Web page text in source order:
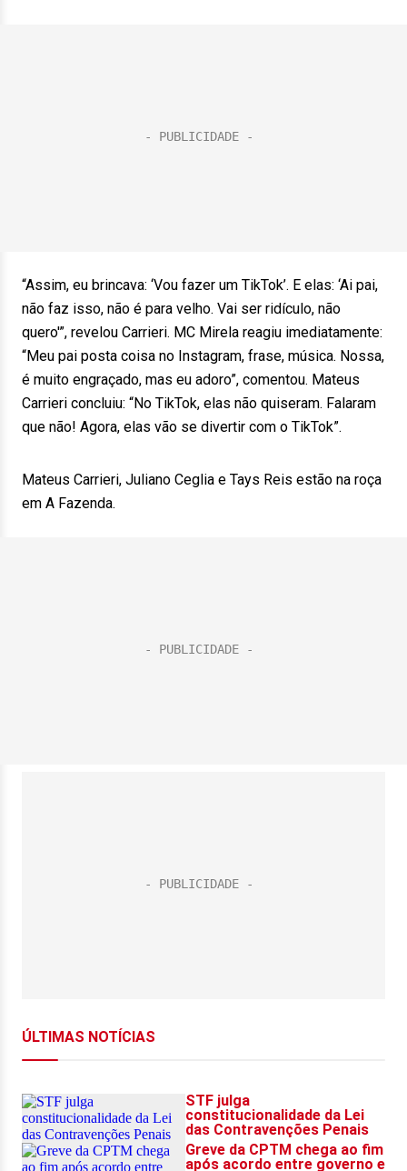
“Assim, eu brincava: ‘Vou fazer um TikTok’. E elas: ‘Ai pai,
não faz isso, não é para velho. Vai ser ridículo, não
quero'”, revelou Carrieri. MC Mirela reagiu imediatamente:
“Meu pai posta coisa no Instagram, frase, música. Nossa,
é muito engraçado, mas eu adoro”, comentou. Mateus
Carrieri concluiu: “No TikTok, elas não quiseram. Falaram
que não! Agora, elas vão se divertir com o TikTok”.
Mateus Carrieri, Juliano Ceglia e Tays Reis estão na roça
em A Fazenda.